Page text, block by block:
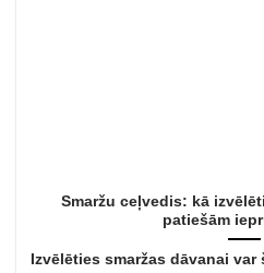
Smaržu ceļvedis: kā
patiešām
Izvēlēties smaržas dāvanai